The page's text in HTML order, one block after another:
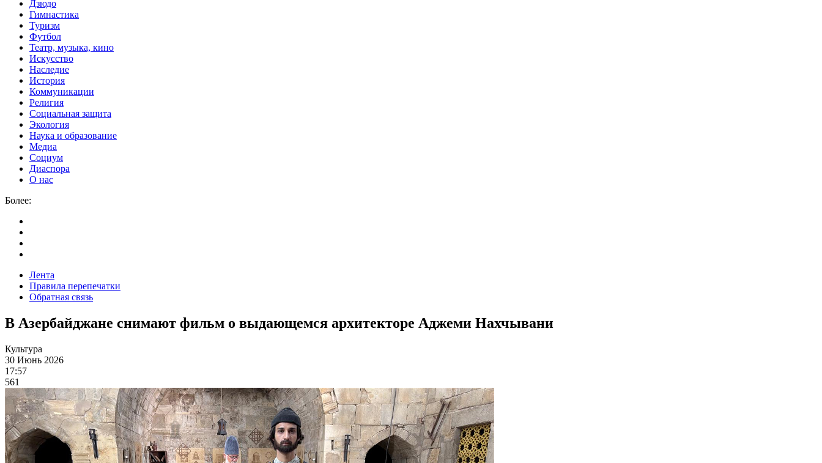
Дзюдо
Гимнастика
Туризм
Футбол
Театр, музыка, кино
Искусство
Наследие
История
Коммуникации
Религия
Социальная защита
Экология
Наука и образование
Медиа
Социум
Диаспора
О нас
Более:
Лента
Правила перепечатки
Обратная связь
В Азербайджане снимают фильм о выдающемся архитекторе Аджеми Нахчывани
Культура
30 Июнь 2026
17:57
561